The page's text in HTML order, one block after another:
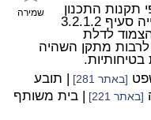
שמירה
תקנות התכנון
והבניה תש"ל – 1970 התוספת השנייה סעיף 3.2.1.2
לדלת
מתקן השהיה
[באתר 281] | תובע
[באתר 221] | בית משותף